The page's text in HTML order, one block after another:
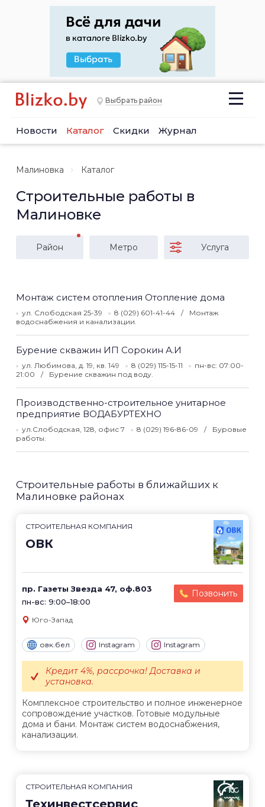
Выбрать район
Новости Каталог Скидки Журнал
Малиновка Каталог
Строительные работы в
Малиновке
Район Метро Услуга
Монтаж систем отопления Отопление дома
ул. Слободская 25-39 8 (029) 601-41-44
Монтаж
водоснабжения и канализации.
Бурение скважин ИП Сорокин А.И
ул. Любимова, д. 19, кв. 149 8 (029) 115-15-11
пн-вс: 07:00-
21:00
Бурение скважин под воду.
Производственно-строительное унитарное
предприятие ВОДАБУРТЕХНО
ул.Слободская, 128, офис 7 8 (029) 196-86-09
Буровые
работы.
Строительные работы в ближайших к
Малиновке районах
СТРОИТЕЛЬНАЯ КОМПАНИЯ
ОВК
пр. Газеты Звезда 47, оф.803
пн-вс: 9:00–18:00
Позвонить
Юго-Запад
овк.бел Instagram Instagram
Комплексное строительство и полное инженерное
сопровождение участков. Готовые модульные
дома и бани. Монтаж систем водоснабжения,
канализации.
Кредит 4%, рассрочка! Доставка и
установка.
СТРОИТЕЛЬНАЯ КОМПАНИЯ